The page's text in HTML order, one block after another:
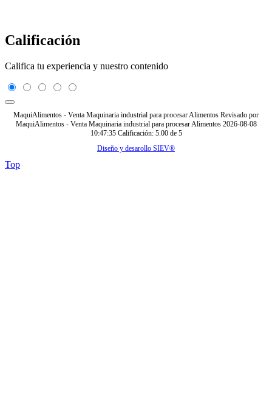
Calificación
Califica tu experiencia y nuestro contenido
MaquiAlimentos - Venta Maquinaria industrial para procesar Alimentos Revisado por
MaquiAlimentos - Venta Maquinaria industrial para procesar Alimentos 2026-08-08
10:47:35 Calificación: 5.00 de 5
Diseño y desarollo SIEV®
Top